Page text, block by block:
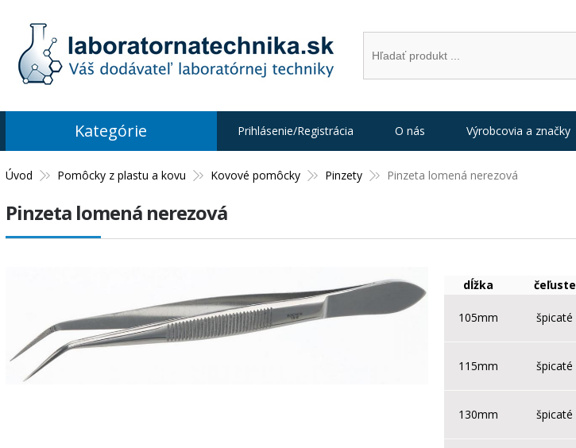
Úvod Pomôcky z plastu a kovu Kovové pomôcky Pinzety Pinzeta lomená nerezová
Pinzeta lomená nerezová
dĺžka čeľuste
105mm špicaté
115mm špicaté
130mm špicaté
Kategórie Prihlásenie/Registrácia O nás Výrobcovia a značky